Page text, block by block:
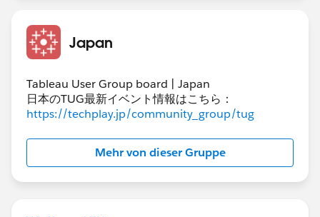
Japan
Tableau User Group board | Japan
日本のTUG最新イベント情報はこちら：
https://techplay.jp/community_group/tug
Mehr von dieser Gruppe